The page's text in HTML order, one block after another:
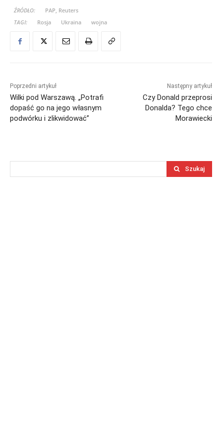
ŹRÓDŁO:
PAP, Reuters
TAGI:
Rosja Ukraina wojna
Poprzedni artykuł
Wilki pod Warszawą. „Potrafi
dopaść go na jego własnym
podwórku i zlikwidować”
Następny artykuł
Czy Donald przeprosi
Donalda? Tego chce
Morawiecki
Szukaj